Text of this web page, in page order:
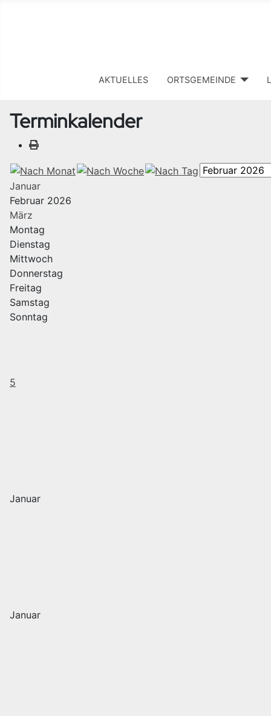
AKTUELLES ORTSGEMEINDE
Terminkalender
Januar
Februar 2026
März
Montag
Dienstag
Mittwoch
Donnerstag
Freitag
Samstag
Sonntag
5
Januar
Januar